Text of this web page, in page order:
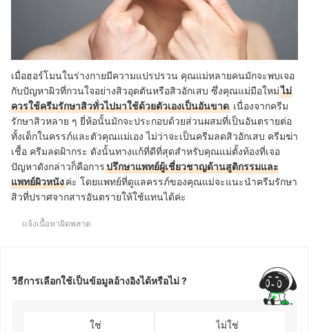
เมื่อฮอร์โมนในร่างกายมีความแปรปรวน คุณแม่หลายคนมักจะพบเจอ
กับปัญหาผิวที่กวนใจอย่างสิวอุดตันหรือสิวอักเสบ ซึ่งคุณแม่มือใหม่ไม่
ควรใช้ครีมรักษาสิวทั่วไปมาใช้ด้วยตัวเองเป็นอันขาด เนื่องจากครีม
รักษาสิวหลาย ๆ ยี่ห้อนั้นมักจะประกอบด้วยส่วนผสมที่เป็นอันตรายต่อ
ทั้งเด็กในครรภ์และตัวคุณแม่เอง ไม่ว่าจะเป็นครีมลดสิวอักเสบ ครีมฆ่า
เชื้อ ครีมลดฝ้ากระ ดังนั้นทางแก้ที่ดีที่สุดสำหรับคุณแม่ตั้งท้องที่เจอ
ปัญหาดังกล่าวก็คือการปรึกษาแพทย์ผู้เชี่ยวชาญด้านสูติกรรมและ
แพทย์ผิวหนังค่ะ โดยแพทย์ที่ดูแลครรภ์ของคุณแม่จะแนะนำครีมรักษา
สิวที่ปราศจากสารอันตรายให้ใช้แทนได้ค่ะ
แจ้งเนื้อหาผิดพลาด
วิธีการเลือกใช้เป็นข้อมูลอ้างอิงได้หรือไม่ ?
ใช่ ไม่ใช่